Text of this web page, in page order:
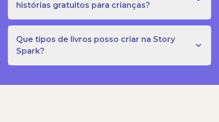
histórias gratuitos para crianças?
Que tipos de livros posso criar na Story
Spark?